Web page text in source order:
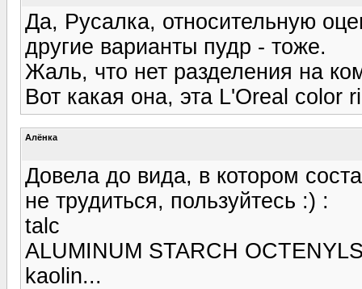
Да, Русалка, относительную
другие варианты пудр - тоже.
Жаль, что нет разделения на
Вот какая она, эта L'Oreal color
Алёнка
Довела до вида, в котором
не трудиться, пользуйтесь :) :
talc
ALUMINUM STARCH
kaolin...